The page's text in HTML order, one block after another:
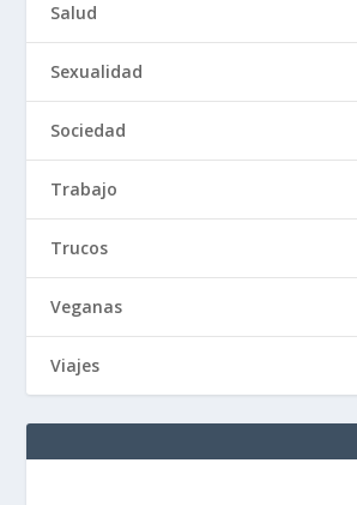
Salud
Sexualidad
Sociedad
Trabajo
Trucos
Veganas
Viajes